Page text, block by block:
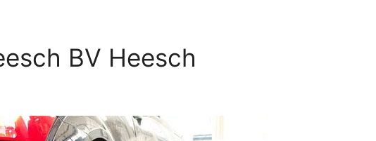
BV Heesch